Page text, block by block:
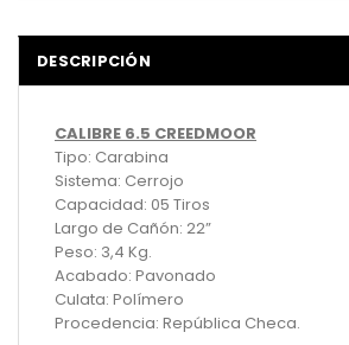
DESCRIPCIÓN
CALIBRE 6.5 CREEDMOOR
Tipo: Carabina
Sistema: Cerrojo
Capacidad: 05 Tiros
Largo de Cañón: 22”
Peso: 3,4 Kg.
Acabado: Pavonado
Culata: Polímero
Procedencia: República Checa.